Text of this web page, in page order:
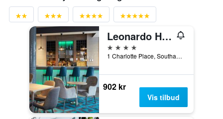
Leonardo Hotel Southampton
4 stjerner
1 Charlotte Place, Southampton, Storbritannia
902 kr
Vis tilbud